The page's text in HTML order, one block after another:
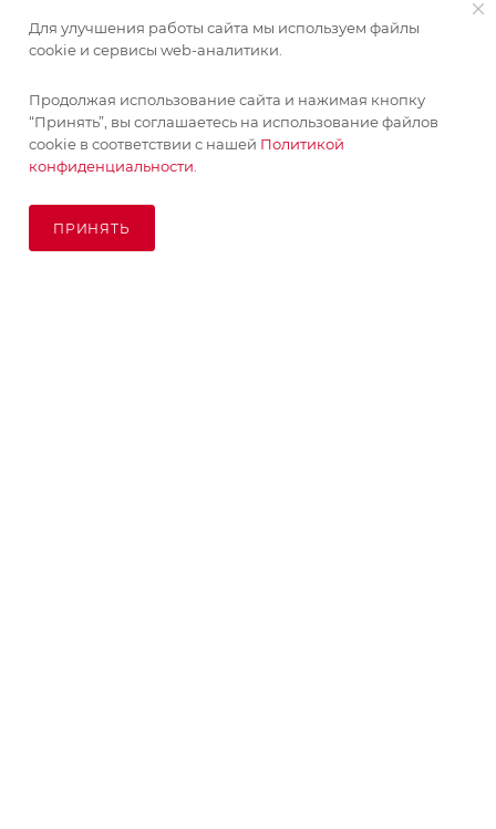
Для улучшения работы сайта мы используем файлы
cookie и сервисы web-аналитики.
Продолжая использование сайта и нажимая кнопку
“Принять”, вы соглашаетесь на использование файлов
cookie в соответствии с нашей Политикой
конфиденциальности.
ПРИНЯТЬ